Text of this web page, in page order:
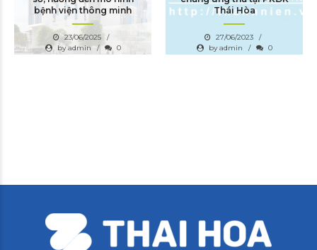
bệnh viện thông minh
23/06/2025
by admin
0
Thái Hòa
27/06/2023
by admin
0